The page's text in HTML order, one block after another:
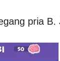
pria B.